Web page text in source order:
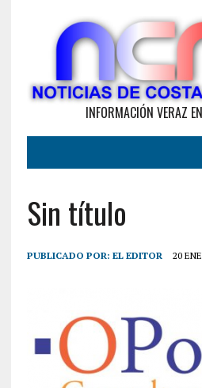
INFORMACIÓN VERAZ
Sin título
PUBLICADO POR: EL EDITOR 20